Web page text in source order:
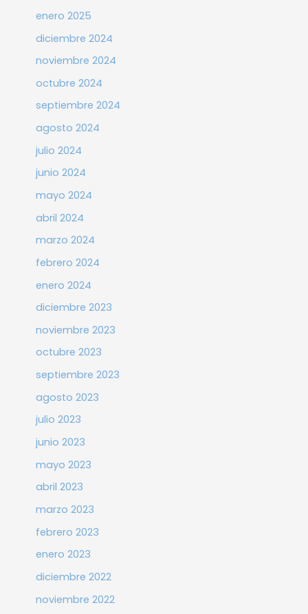
enero 2025
diciembre 2024
noviembre 2024
octubre 2024
septiembre 2024
agosto 2024
julio 2024
junio 2024
mayo 2024
abril 2024
marzo 2024
febrero 2024
enero 2024
diciembre 2023
noviembre 2023
octubre 2023
septiembre 2023
agosto 2023
julio 2023
junio 2023
mayo 2023
abril 2023
marzo 2023
febrero 2023
enero 2023
diciembre 2022
noviembre 2022